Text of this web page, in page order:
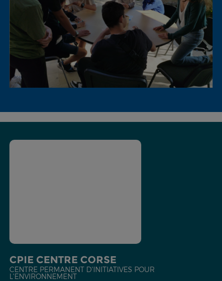
CPIE CENTRE CORSE
CENTRE PERMANENT D'INITIATIVES POUR
L'ENVIRONNEMENT